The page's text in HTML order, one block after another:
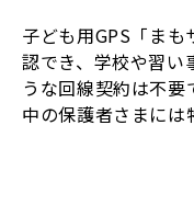
子ども用GPS「ま
認でき、学校や習い
うな回線契約は不
中の保護者さまには